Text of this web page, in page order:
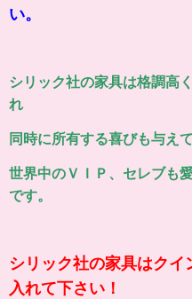
い。
シリック社の家具は格調高
れ
同時に所有する喜びも与え
世界中のＶＩＰ、セレブも
です。
シリック社の家具はク
入れて下さい！